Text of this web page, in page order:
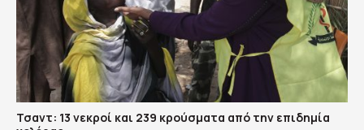
Τσαντ: 13 νεκροί και 239 κρούσματα από την επιδημία